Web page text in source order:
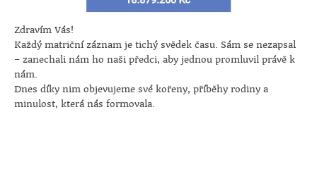
Zdravím Vás!
Každý matriční záznam je tichý svědek času. Sám se nezapsal
– zanechali nám ho naši předci, aby jednou promluvil právě k
nám.
Dnes díky nim objevujeme své kořeny, příběhy rodiny a
minulost, která nás formovala.